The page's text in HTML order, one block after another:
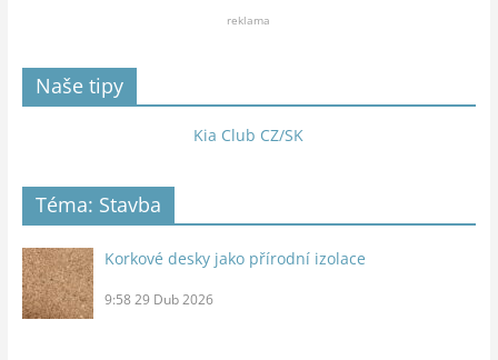
reklama
Naše tipy
Kia Club CZ/SK
Téma: Stavba
Korkové desky jako přírodní izolace
9:58 29 Dub 2026